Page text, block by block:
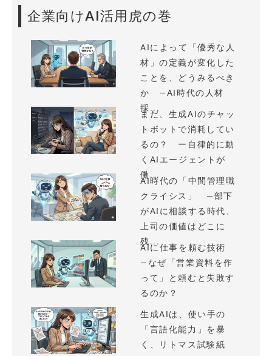
企業向けAI活用虎の巻
AIによって「優秀な人
材」の定義が変化した
ことを、どうみるべき
か —AI時代の人材
採...
まだ、生成AIのチャッ
トボットで消耗してい
るの？ ー自律的に動
くAIエージェントが
働...
AI時代の「中間管理職
クライシス」 —部下
がAIに相談する時代、
上司の価値はどこに
残...
AIに仕事を頼む技術
—なぜ「営業資料を作
って」と頼むと失敗す
るのか？
生成AIは、使い手の
「言語化能力」を暴
く、リトマス試験紙